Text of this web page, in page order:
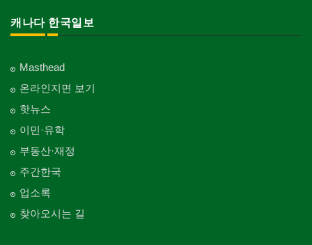
캐나다 한국일보
Masthead
온라인지면 보기
핫뉴스
이민·유학
부동산·재정
주간한국
업소록
찾아오시는 길